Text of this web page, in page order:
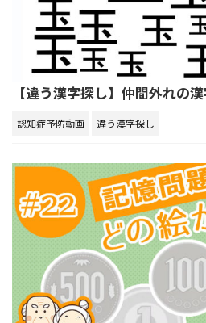
【違う漢字探し】仲間外れの
認知症予防動画 違う漢字探し